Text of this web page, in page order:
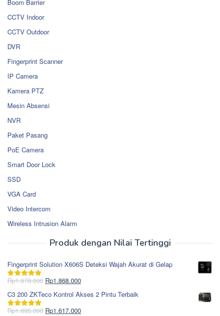
Boom Barrier
CCTV Indoor
CCTV Outdoor
DVR
Fingerprint Scanner
IP Camera
Kamera PTZ
Mesin Absensi
NVR
Paket Pasang
PoE Camera
Smart Door Lock
SSD
VGA Card
Video Intercom
Wireless Intrusion Alarm
Produk dengan Nilai Tertinggi
Fingerprint Solution X606S Deteksi Wajah Akurat di Gelap
Dinilai5.00
Rp1.978.000 Harga
adalah:
Rp1.978.000.
Rp1.868.000Harga
ini
adalah:
C3 200 ZKTeco Kontrol Akses 2 Pintu Terbaik
Dinilai5.00
Rp1.695.000 Harga
Rp1.617.000Harga